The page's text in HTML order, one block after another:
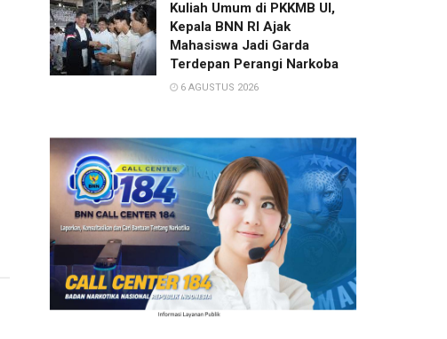
Kuliah Umum di PKKMB UI,
Kepala BNN RI Ajak
Mahasiswa Jadi Garda
Terdepan Perangi Narkoba
6 AGUSTUS 2026